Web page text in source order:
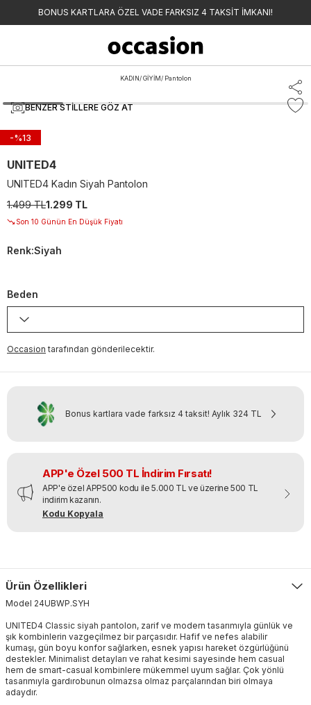
BONUS KARTLARA ÖZEL VADE FARKSIZ 4 TAKSİT İMKANI!
KADIN/ GİYİM/ Pantolon
BENZER STILLERE GÖZ AT
-%13
UNITED4
UNITED4 Kadın Siyah Pantolon
1.499 TL1.299 TL
Son 10 Günün En Düşük Fiyatı
Renk:Siyah
Beden
Occasion tarafından gönderilecektir.
Bonus kartlara vade farksız 4 taksit! Aylık 324 TL
APP'e Özel 500 TL İndirim Fırsatı!
APP'e özel APP500 kodu ile 5.000 TL ve üzerine 500 TL
indirim kazanın.
Kodu Kopyala
Ürün Özellikleri
Model 24UBWP.SYH
UNITED4 Classic siyah pantolon, zarif ve modern tasarımıyla günlük ve
şık kombinlerin vazgeçilmez bir parçasıdır. Hafif ve nefes alabilir
kumaşı, gün boyu konfor sağlarken, esnek yapısı hareket özgürlüğünü
destekler. Minimalist detayları ve rahat kesimi sayesinde hem casual
hem de smart-casual kombinlere mükemmel uyum sağlar. Çok yönlü
tasarımıyla gardırobunun olmazsa olmaz parçalarından biri olmaya
adaydır.